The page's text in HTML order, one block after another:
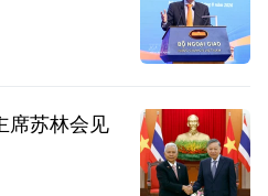
席苏林会见